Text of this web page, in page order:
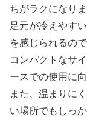
ちがラクになりま
足元が冷えやす
を感じられるの
コンパクトなサ
ースでの使用に
また、温まりに
い場所でもしっ